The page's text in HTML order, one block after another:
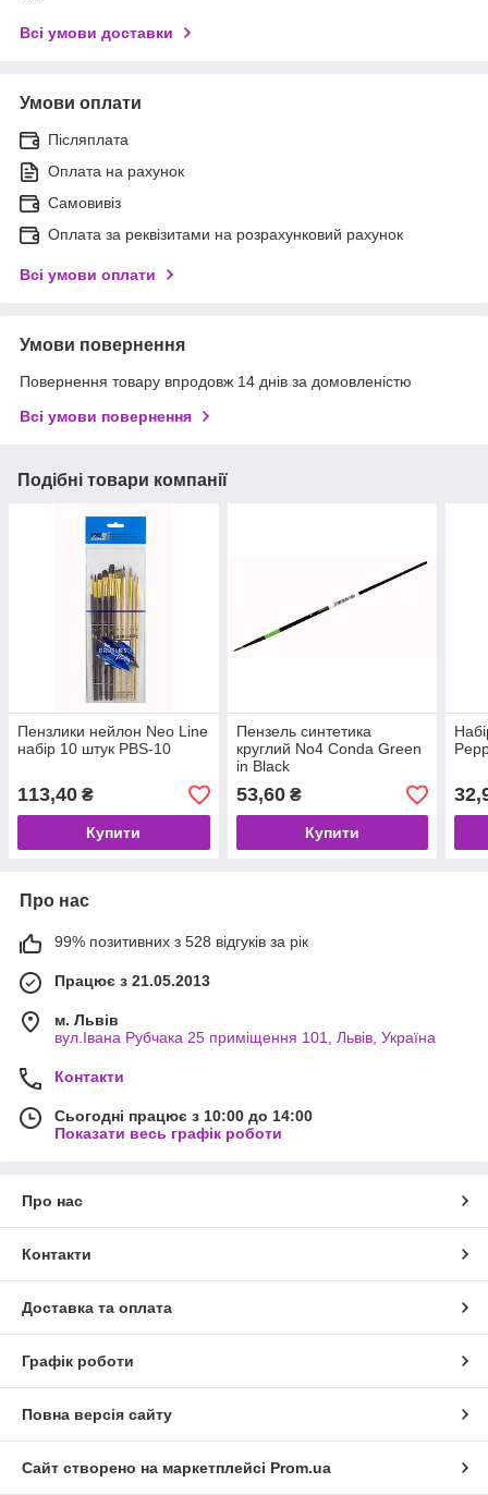
Всі умови доставки
Умови оплати
Післяплата
Оплата на рахунок
Самовивіз
Оплата за реквізитами на розрахунковий рахунок
Всі умови оплати
Умови повернення
Повернення товару впродовж 14 днів за домовленістю
Всі умови повернення
Подібні товари компанії
Пензлики нейлон Neo Line
набір 10 штук PBS-10
113,40 ₴
Купити
Пензель синтетика
круглий No4 Conda Green
in Black
53,60₴
Купити
Про нас
99% позитивних з 528 відгуків за рік
Працює з 21.05.2013
м. Львів
вул.Івана Рубчака 25 приміщення 101, Львів, Україна
Контакти
Сьогодні працює з 10:00 до 14:00
Показати весь графік роботи
Про нас
Контакти
Доставка та оплата
Графік роботи
Повна версія сайту
Сайт створено на маркетплейсі Prom.ua